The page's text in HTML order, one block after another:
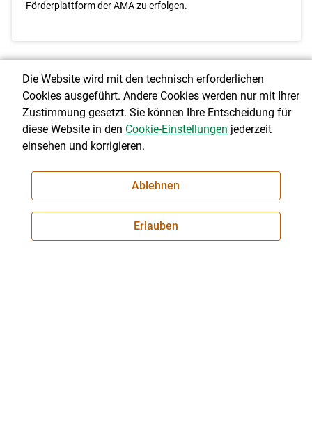
Förderplattform der AMA zu erfolgen.
Über uns
Landwirtschaftskammer Steiermark
Hamerlinggasse 3, 8010 Graz
Telefon: +43 (0) 316 8050-0
Die Website wird mit den technisch erforderlichen
Cookies ausgeführt. Andere Cookies werden nur mit Ihrer
Zustimmung gesetzt. Sie können Ihre Entscheidung für
diese Website in den Cookie-Einstellungen jederzeit
einsehen und korrigieren.
Ablehnen
Erlauben